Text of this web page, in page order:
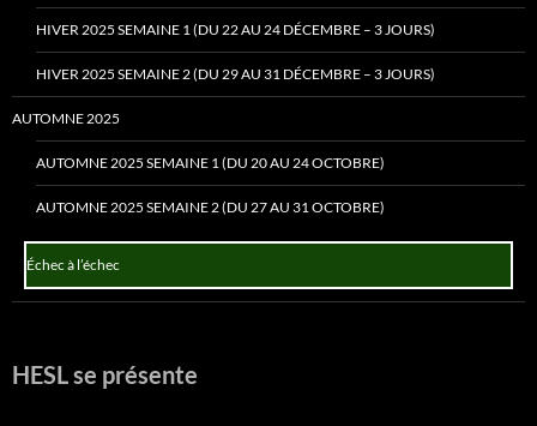
HIVER 2025 SEMAINE 1 (DU 22 AU 24 DÉCEMBRE – 3 JOURS)
HIVER 2025 SEMAINE 2 (DU 29 AU 31 DÉCEMBRE – 3 JOURS)
AUTOMNE 2025
AUTOMNE 2025 SEMAINE 1 (DU 20 AU 24 OCTOBRE)
AUTOMNE 2025 SEMAINE 2 (DU 27 AU 31 OCTOBRE)
Échec à l’échec
HESL se présente